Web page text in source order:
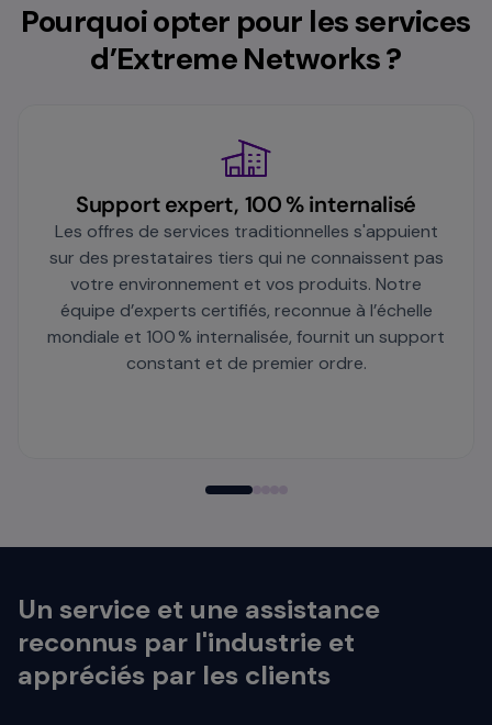
Pourquoi opter pour les services
d’Extreme Networks ?
Support expert, 100 % internalisé
Les offres de services traditionnelles s'appuient
sur des prestataires tiers qui ne connaissent pas
votre environnement et vos produits. Notre
équipe d’experts certifiés, reconnue à l’échelle
mondiale et 100 % internalisée, fournit un support
constant et de premier ordre.
Un service et une assistance
reconnus par l'industrie et
appréciés par les clients